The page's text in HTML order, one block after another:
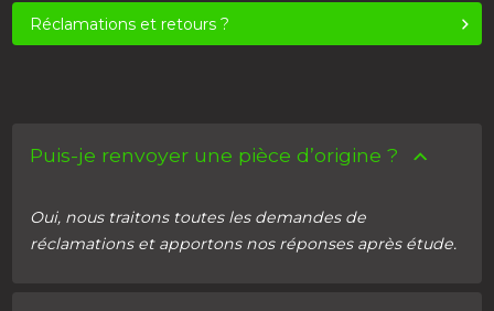
Réclamations et retours ?
Puis-je renvoyer une pièce d’origine ?
Oui, nous traitons toutes les demandes de
réclamations et apportons nos réponses après étude.